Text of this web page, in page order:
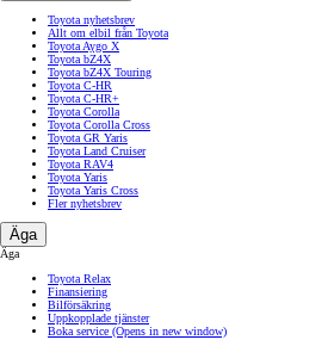
Toyota nyhetsbrev
Allt om elbil från Toyota
Toyota Aygo X
Toyota bZ4X
Toyota bZ4X Touring
Toyota C-HR
Toyota C-HR+
Toyota Corolla
Toyota Corolla Cross
Toyota GR Yaris
Toyota Land Cruiser
Toyota RAV4
Toyota Yaris
Toyota Yaris Cross
Fler nyhetsbrev
Äga
Äga
Toyota Relax
Finansiering
Bilförsäkring
Uppkopplade tjänster
Boka service (Opens in new window)